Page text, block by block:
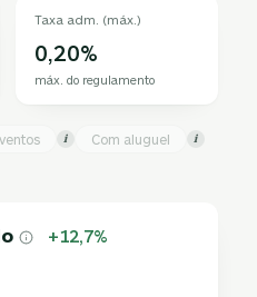
Taxa adm. (máx.)
0,20%
máx. do regulamento
i Com aluguel i
+12,7%